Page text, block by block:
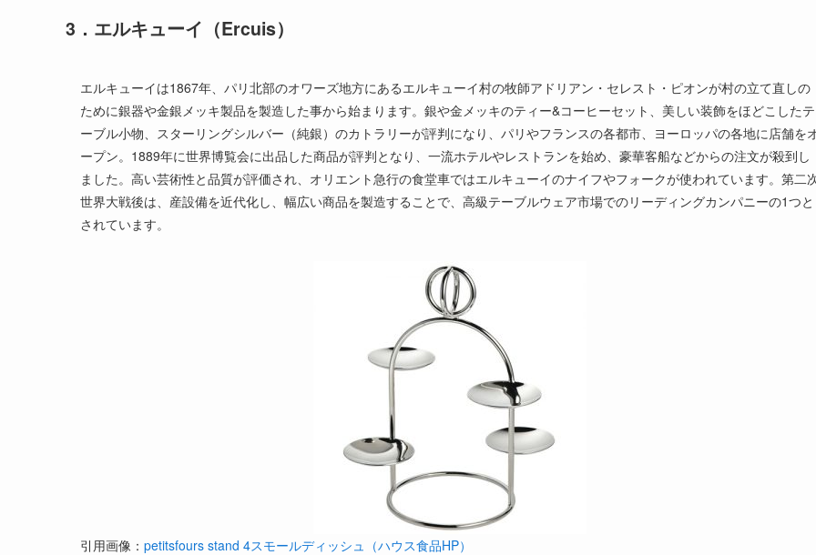
3．エルキューイ（Ercuis）
エルキューイは1867年、パリ北部のオワーズ地方にあるエルキューイ村の牧師アドリアン・セレスト・ピオンが村の立て直しの
ために銀器や金銀メッキ製品を製造した事から始まります。銀や金メッキのティー&コーヒーセット、美しい装飾をほどこしたテ
ーブル小物、スターリングシルバー（純銀）のカトラリーが評判になり、パリやフランスの各都市、ヨーロッパの各地に店舗を
ープン。1889年に世界博覧会に出品した商品が評判となり、一流ホテルやレストランを始め、豪華客船などからの注文が殺到し
ました。高い芸術性と品質が評価され、オリエント急行の食堂車ではエルキューイのナイフやフォークが使われています。第二
世界大戦後は、産設備を近代化し、幅広い商品を製造することで、高級テーブルウェア市場でのリーディングカンパニーの1つと
されています。
引用画像： petitsfours stand 4スモールディッシュ（ハウス食品HP）